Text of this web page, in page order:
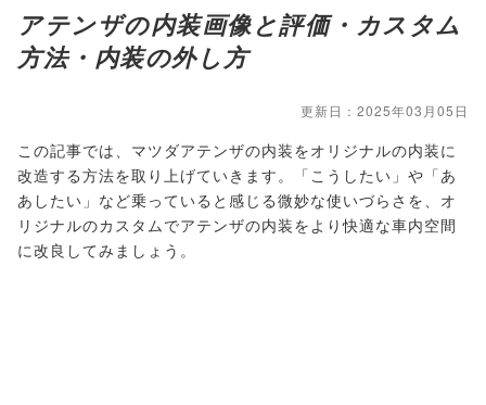
アテンザの内装画像と評価・カスタム
方法・内装の外し方
更新日：2025年03月05日
この記事では、マツダアテンザの内装をオリジナルの内装に
改造する方法を取り上げていきます。「こうしたい」や「あ
あしたい」など乗っていると感じる微妙な使いづらさを、オ
リジナルのカスタムでアテンザの内装をより快適な車内空間
に改良してみましょう。